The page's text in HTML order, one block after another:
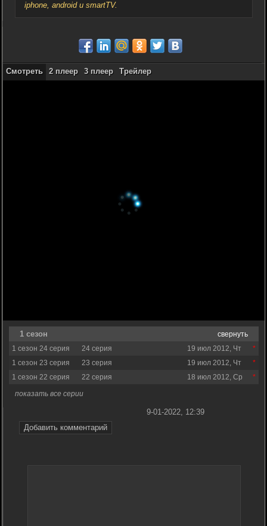
iphone, android и smartTV.
Смотреть 2 плеер 3 плеер Трейлер
1 сезон
свернуть
1 сезон 24 серия
24 серия
19 июл 2012, Чт
1 сезон 23 серия
23 серия
19 июл 2012, Чт
1 сезон 22 серия
22 серия
18 июл 2012, Ср
показать все серии
Добавить комментарий
9-01-2022, 12:39